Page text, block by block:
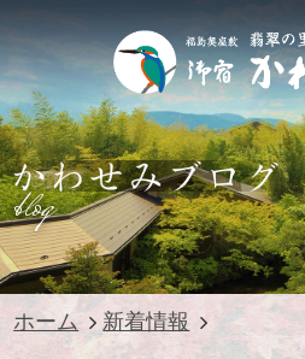
blog
ホーム 新着情報